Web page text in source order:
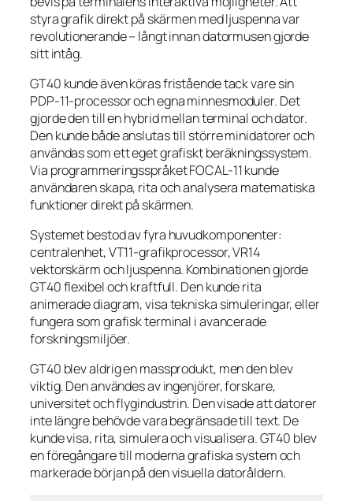
styra grafik direkt på skärmen med ljuspenna var
revolutionerande – långt innan datormusen gjorde
sitt intåg.
GT40 kunde även köras fristående tack vare sin
PDP-11-processor och egna minnesmoduler. Det
gjorde den till en hybrid mellan terminal och dator.
Den kunde både anslutas till större minidatorer och
användas som ett eget grafiskt beräkningssystem.
Via programmeringsspråket FOCAL-11 kunde
användaren skapa, rita och analysera matematiska
funktioner direkt på skärmen.
Systemet bestod av fyra huvudkomponenter:
centralenhet, VT11-grafikprocessor, VR14
vektorskärm och ljuspenna. Kombinationen gjorde
GT40 flexibel och kraftfull. Den kunde rita
animerade diagram, visa tekniska simuleringar, eller
fungera som grafisk terminal i avancerade
forskningsmiljöer.
GT40 blev aldrig en massprodukt, men den blev
viktig. Den användes av ingenjörer, forskare,
universitet och flygindustrin. Den visade att datorer
inte längre behövde vara begränsade till text. De
kunde visa, rita, simulera och visualisera. GT40 blev
en föregångare till moderna grafiska system och
markerade början på den visuella datoråldern.